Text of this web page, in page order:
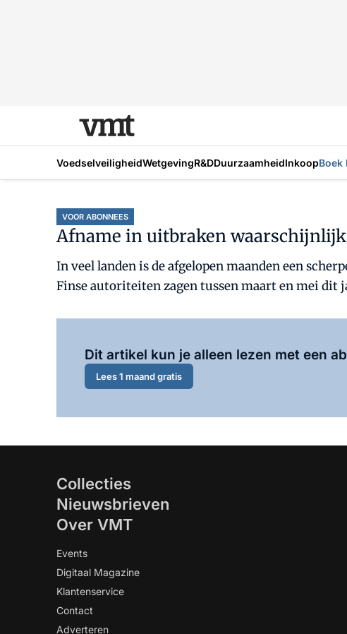
VoedselveiligheidWetgevingR&DDuurzaamheidInkoop
VOOR ABONNEES
Afname in uitbraken
In veel landen is de afgelopen maanden een
Finse autoriteiten zagen tussen maart en mei dit
Dit artikel kun je alleen lezen met een
Lees 1 maand gratis
Collecties
Nieuwsbrieven
Over VMT
Events
Digitaal Magazine
Klantenservice
Contact
Adverteren